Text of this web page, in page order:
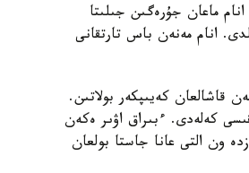
ماعان جۇرەگىن جىلىتا
انام مەنەن باس تارتقانى
قاشالعان كەيىپكەر بولاتىن.
كەلەدى. ءبىراق اۋىر ەكەن
كەزدە ون التى عانا جاستا بولعان